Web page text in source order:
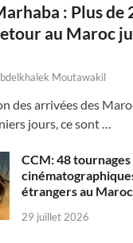
: Plus de
au Maroc
Moutawakil
des arrivées des
jours, ce sont …
CCM: 48 tournages
étrangers au
29 juillet 2026